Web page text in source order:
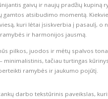
gaivų ir naujų pradžių kupiną
gamtos atsibudimo momentą.
kuri lėtai įsiskverbia į pasaulį, o
ir harmonijos jausmą.
pilkos, juodos ir mėtų spalvos
minimalistinis, tačiau turtingas
ramybės ir jaukumo pojūtį.
darbo tekstūrinis paveikslas,